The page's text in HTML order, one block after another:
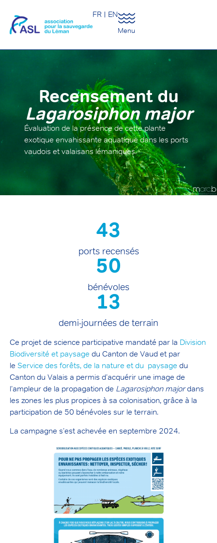
FR EN
Menu
Recensement du
Lagarosiphon major
Évaluation de la présence de cette plante
exotique envahissante aquatique dans les ports
vaudois et valaisans lémaniques.
ports recensés
43
bénévoles
50
demi-journées de terrain
13
Ce projet de science participative mandaté par la Division
Biodiversité et paysage du Canton de Vaud et par
le Service des forêts, de la nature et du paysage du
Canton du Valais a permis d’acquérir une image de
l’ampleur de la propagation de Lagarosiphon majordans
les zones les plus propices à sa colonisation, grâce à la
participation de 50 bénévoles sur le terrain.
La campagne s’est achevée en septembre 2024.